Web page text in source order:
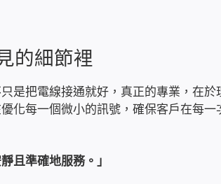
的細節裡
是把電線接通就好，真正的專業，在
化每一個微小的訊號，確保客戶在每
且準確地服務。」